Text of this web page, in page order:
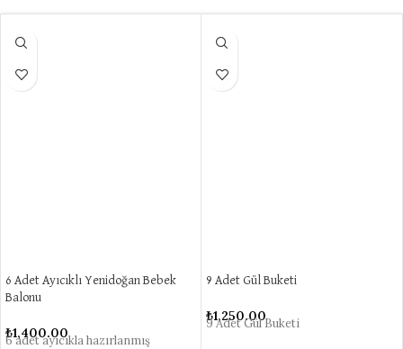
6 Adet Ayıcıklı Yenidoğan Bebek
Balonu
₺1,400.00
6 adet ayıcıkla hazırlanmış
9 Adet Gül Buketi
₺1,250.00
9 Adet Gül Buketi